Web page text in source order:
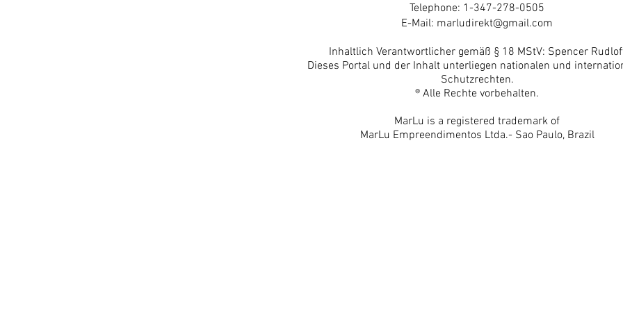
Telephone: 1-347-278-0505
E-Mail: marludirekt@gmail.com
Inhaltlich Verantwortlicher gemäß § 18 MStV: Spencer
Dieses Portal und der Inhalt unterliegen nationalen und
Schutzrechten.
® Alle Rechte vorbehalten.
MarLu is a registered trademark of
MarLu Empreendimentos Ltda.- Sao Paulo, Brazil